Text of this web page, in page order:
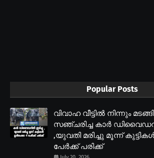
Popular Posts
വിവാഹ വീട്ടിൽ നിന്നും
സഞ്ചരിച്ച കാർ
,യുവതി മരിച്ചു മൂന്ന്
പേർക്ക് പരിക്ക്